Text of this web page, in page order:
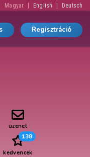
Magyar English Deutsch
Regisztráció
üzenet
138
kedvencek